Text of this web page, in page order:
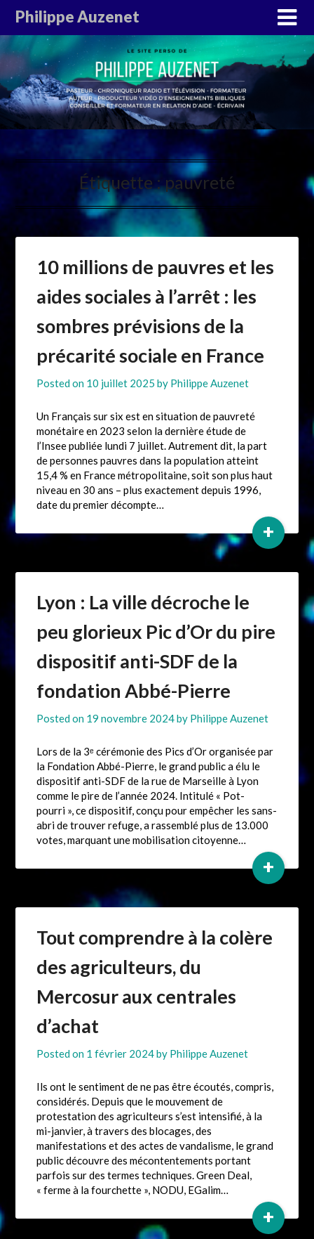
Philippe Auzenet
Étiquette :pauvreté
10 millions de pauvres et les
aides sociales à l’arrêt : les
sombres prévisions de la
précarité sociale en France
Posted on 10 juillet 2025 by Philippe Auzenet
Un Français sur six est en situation de pauvreté
monétaire en 2023 selon la dernière étude de
l’Insee publiée lundi 7 juillet. Autrement dit, la part
de personnes pauvres dans la population atteint
15,4 % en France métropolitaine, soit son plus haut
niveau en 30 ans – plus exactement depuis 1996,
date du premier décompte…
+
Lyon : La ville décroche le
peu glorieux Pic d’Or du pire
dispositif anti-SDF de la
fondation Abbé-Pierre
Posted on 19 novembre 2024by Philippe Auzenet
Lors de la 3ᵉ cérémonie des Pics d’Or organisée par
la Fondation Abbé-Pierre, le grand public a élu le
dispositif anti-SDF de la rue de Marseille à Lyon
comme le pire de l’année 2024. Intitulé « Pot-
pourri », ce dispositif, conçu pour empêcher les sans-
abri de trouver refuge, a rassemblé plus de 13.000
votes, marquant une mobilisation citoyenne…
+
Tout comprendre à la colère
des agriculteurs, du
Mercosur aux centrales
d’achat
Posted on 1 février 2024by Philippe Auzenet
Ils ont le sentiment de ne pas être écoutés, compris,
considérés. Depuis que le mouvement de
protestation des agriculteurs s’est intensifié, à la
mi-janvier, à travers des blocages, des
manifestations et des actes de vandalisme, le grand
public découvre des mécontentements portant
parfois sur des termes techniques. Green Deal,
« ferme à la fourchette », NODU, EGalim…
+